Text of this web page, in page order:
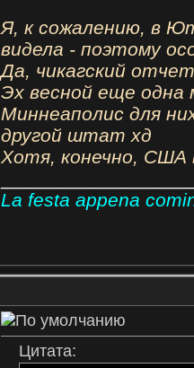
Я, к сожалению, в
видела - поэтому
Да, чикагский
Эх весной еще одна
Миннеаполис для
другой штат хд
Хотя, конечно, США
La festa appena
Цитата: